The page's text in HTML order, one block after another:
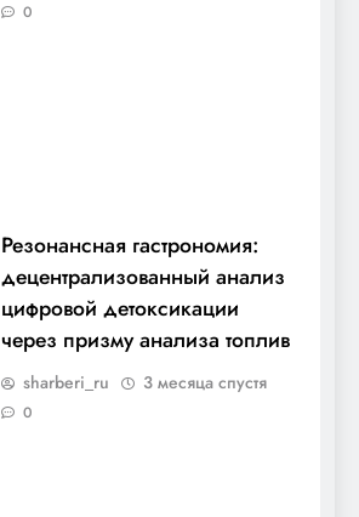
0
Резонансная гастрономия:
децентрализованный анализ
цифровой детоксикации
через призму анализа топлив
sharberi_ru 3 месяца спустя
0